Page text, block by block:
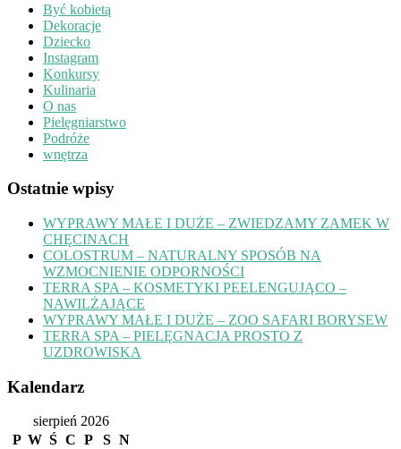
Być kobietą
Dekoracje
Dziecko
Instagram
Konkursy
Kulinaria
O nas
Pielęgniarstwo
Podróże
wnętrza
Ostatnie wpisy
WYPRAWY MAŁE I DUŻE – ZWIEDZAMY ZAMEK W
CHĘCINACH
COLOSTRUM – NATURALNY SPOSÓB NA
WZMOCNIENIE ODPORNOŚCI
TERRA SPA – KOSMETYKI PEELENGUJĄCO –
NAWILŻAJĄCE
WYPRAWY MAŁE I DUŻE – ZOO SAFARI BORYSEW
TERRA SPA – PIELĘGNACJA PROSTO Z
UZDROWISKA
Kalendarz
sierpień 2026
P W Ś C P S N